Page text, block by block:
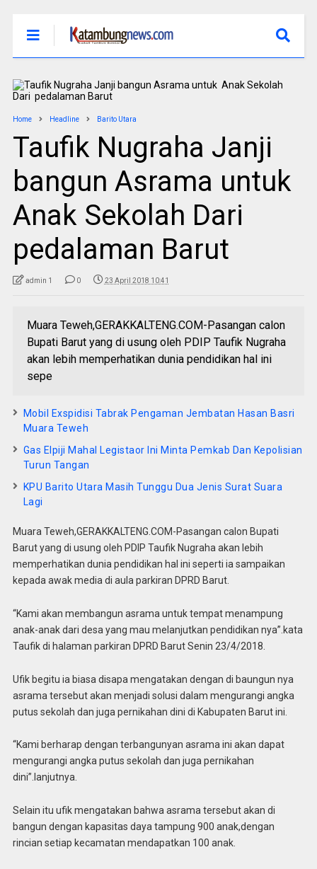
Home Headline Barito Utara
Taufik Nugraha Janji
bangun Asrama untuk
Anak Sekolah Dari
pedalaman Barut
admin 1 0 23 April 2018 10:41
Muara Teweh,GERAKKALTENG.COM-Pasangan calon
Bupati Barut yang di usung oleh PDIP Taufik Nugraha
akan lebih memperhatikan dunia pendidikan hal ini
sepe
Mobil Exspidisi Tabrak Pengaman Jembatan Hasan Basri
Muara Teweh
Gas Elpiji Mahal Legistaor Ini Minta Pemkab Dan Kepolisian
Turun Tangan
KPU Barito Utara Masih Tunggu Dua Jenis Surat Suara
Lagi
Muara Teweh,GERAKKALTENG.COM-Pasangan calon Bupati
Barut yang di usung oleh PDIP Taufik Nugraha akan lebih
memperhatikan dunia pendidikan hal ini seperti ia sampaikan
kepada awak media di aula parkiran DPRD Barut.
“Kami akan membangun asrama untuk tempat menampung
anak-anak dari desa yang mau melanjutkan pendidikan nya”.kata
Taufik di halaman parkiran DPRD Barut Senin 23/4/2018.
Ufik begitu ia biasa disapa mengatakan dengan di baungun nya
asrama tersebut akan menjadi solusi dalam mengurangi angka
putus sekolah dan juga pernikahan dini di Kabupaten Barut ini.
“Kami berharap dengan terbangunyan asrama ini akan dapat
mengurangi angka putus sekolah dan juga pernikahan
dini”.lanjutnya.
Selain itu ufik mengatakan bahwa asrama tersebut akan di
bangun dengan kapasitas daya tampung 900 anak,dengan
rincian setiap kecamatan mendapatkan 100 anak.